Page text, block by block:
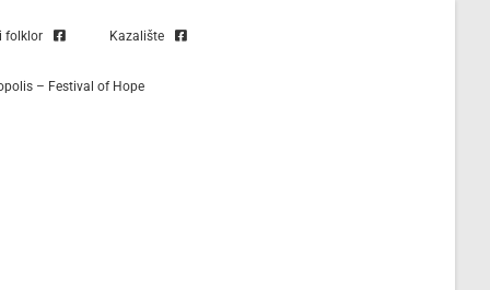
folklor Kazalište
– Festival of Hope